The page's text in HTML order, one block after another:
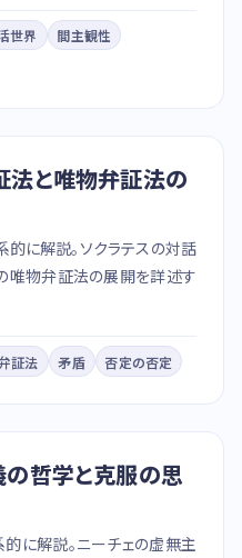
世界
間主観性
法と唯物弁証法の
に解説。ソクラテスの対話
唯物弁証法の展開を詳述す
証法 矛盾 否定の否定
哲学と克服の思
に解説。ニーチェの虚無主